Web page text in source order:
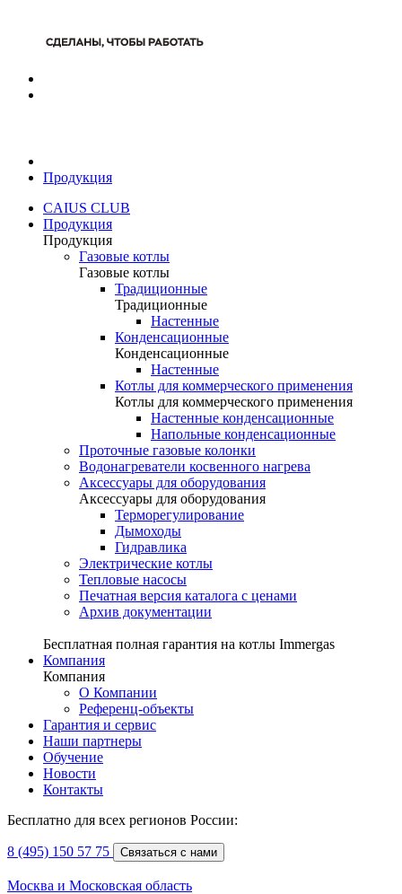
Продукция
CAIUS CLUB
Продукция
Продукция
Газовые котлы
Газовые котлы
Традиционные
Традиционные
Настенные
Конденсационные
Конденсационные
Настенные
Котлы для коммерческого применения
Котлы для коммерческого применения
Настенные конденсационные
Напольные конденсационные
Проточные газовые колонки
Водонагреватели косвенного нагрева
Аксессуары для оборудования
Аксессуары для оборудования
Терморегулирование
Дымоходы
Гидравлика
Электрические котлы
Тепловые насосы
Печатная версия каталога с ценами
Архив документации
Бесплатная полная гарантия на котлы Immergas
Компания
Компания
О Компании
Референц-объекты
Гарантия и сервис
Наши партнеры
Обучение
Новости
Контакты
Бесплатно для всех регионов России:
8 (495) 150 57 75 Связаться с нами
Москва и Московская область